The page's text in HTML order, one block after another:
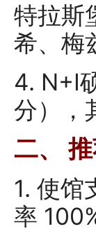
特拉斯
希、梅
4. N+I
分），
二、
1. 使馆
率